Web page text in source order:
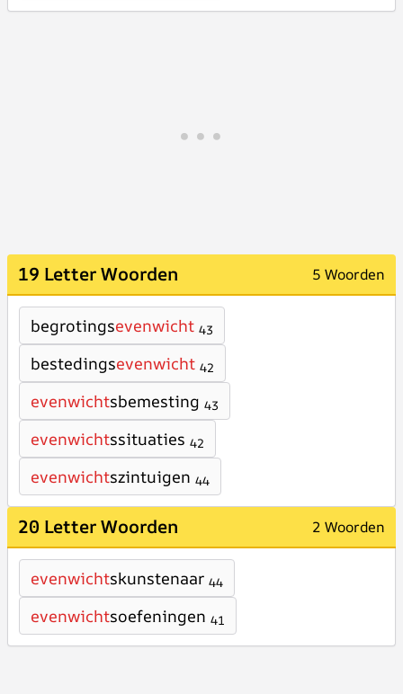
19 Letter Woorden 5 Woorden
begrotingsevenwicht 43
bestedingsevenwicht 42
evenwichtsbemesting 43
evenwichtssituaties 42
evenwichtszintuigen 44
20 Letter Woorden 2 Woorden
evenwichtskunstenaar 44
evenwichtsoefeningen 41